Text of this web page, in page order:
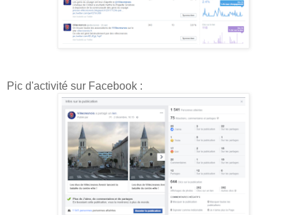
Pic d'activité sur Facebook :